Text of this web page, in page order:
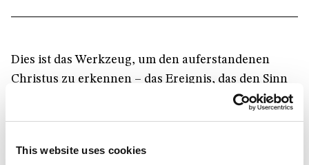
This website uses cookies
Dies ist das Werkzeug, um den auferstandenen
Christus zu erkennen – das Ereignis, das den Sinn
von allem vermittelt und in sich trägt und das so
sind als Ruf, als Zeichen Seiner selbst, das sagen wir